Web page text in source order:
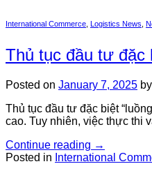
International Commerce, Logistics News,
Thủ tục đầu tư đặc
Posted on January 7, 2025 by
Thủ tục đầu tư đặc biệt
cao. Tuy nhiên, việc thực thi
Continue reading →
Posted in International